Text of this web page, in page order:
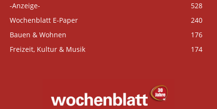
-Anzeige-
528
Wochenblatt E-Paper
240
Bauen & Wohnen
176
Freizeit, Kultur & Musik
174